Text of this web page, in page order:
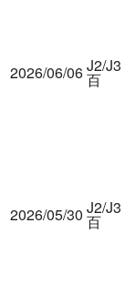
2026/06/06J2/J3
百
2026/05/30 J2/J3
百